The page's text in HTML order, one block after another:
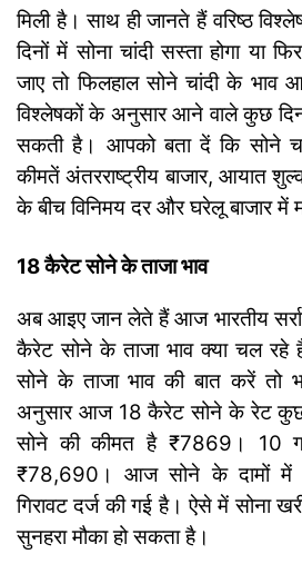
मिली है। साथ ही जानते हैं वरिष्ठ
दिनों में सोना चांदी सस्ता होगा या
जाए तो फिलहाल सोने चांदी के
विश्लेषकों के अनुसार आने वाले कुछ
सकती है। आपको बता दें कि सोने
कीमतें अंतरराष्ट्रीय बाजार, आयात
के बीच विनिमय दर और घरेलू बाजार में
18 कैरेट सोने के ताजा भाव
अब आइए जान लेते हैं आज भारतीय
कैरेट सोने के ताजा भाव क्या चल
सोने के ताजा भाव की बात करें तो
अनुसार आज 18 कैरेट सोने के रेट कुछ
सोने की कीमत है ₹7869। 10
₹78,690। आज सोने के दामों
गिरावट दर्ज की गई है। ऐसे में सोना
सुनहरा मौका हो सकता है।